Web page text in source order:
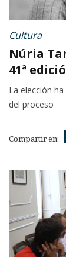
Cultura
Núria
41ª
La elección
del proceso
Compartir en: